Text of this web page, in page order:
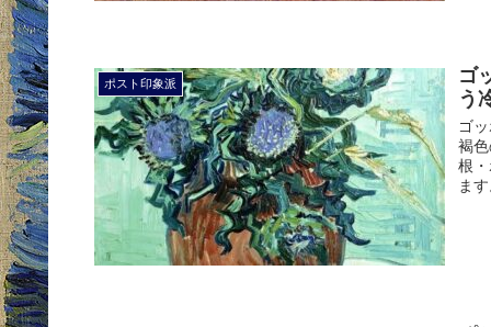
ポスト印象派
ゴ
う
ゴ
褐
根
ま